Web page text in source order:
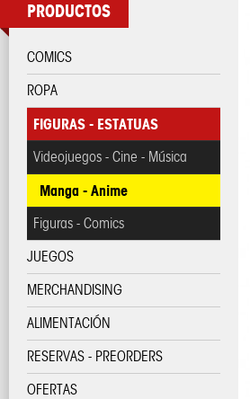
PRODUCTOS
COMICS
ROPA
FIGURAS - ESTATUAS
Videojuegos - Cine - Música
Manga - Anime
Figuras - Comics
JUEGOS
MERCHANDISING
ALIMENTACIÓN
RESERVAS - PREORDERS
OFERTAS